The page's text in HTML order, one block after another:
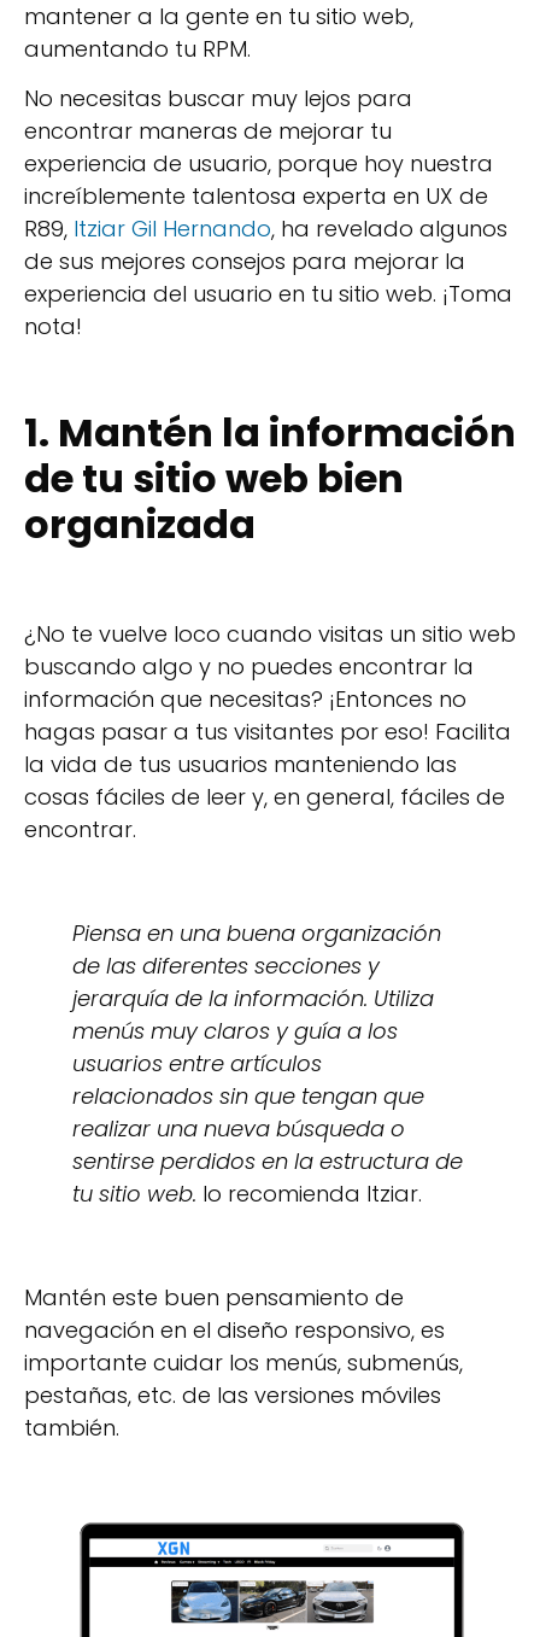
mantener a la gente en tu sitio web,
aumentando tu RPM.
No necesitas buscar muy lejos para
encontrar maneras de mejorar tu
experiencia de usuario, porque hoy nuestra
increíblemente talentosa experta en UX de
R89, Itziar Gil Hernando, ha revelado algunos
de sus mejores consejos para mejorar la
experiencia del usuario en tu sitio web. ¡Toma
nota!
1. Mantén la información
de tu sitio web bien
organizada
¿No te vuelve loco cuando visitas un sitio web
buscando algo y no puedes encontrar la
información que necesitas? ¡Entonces no
hagas pasar a tus visitantes por eso! Facilita
la vida de tus usuarios manteniendo las
cosas fáciles de leer y, en general, fáciles de
encontrar.
Piensa en una buena organización
de las diferentes secciones y
jerarquía de la información. Utiliza
menús muy claros y guía a los
usuarios entre artículos
relacionados sin que tengan que
realizar una nueva búsqueda o
sentirse perdidos en la estructura de
tu sitio web. lo recomienda Itziar.
Mantén este buen pensamiento de
navegación en el diseño responsivo, es
importante cuidar los menús, submenús,
pestañas, etc. de las versiones móviles
también.